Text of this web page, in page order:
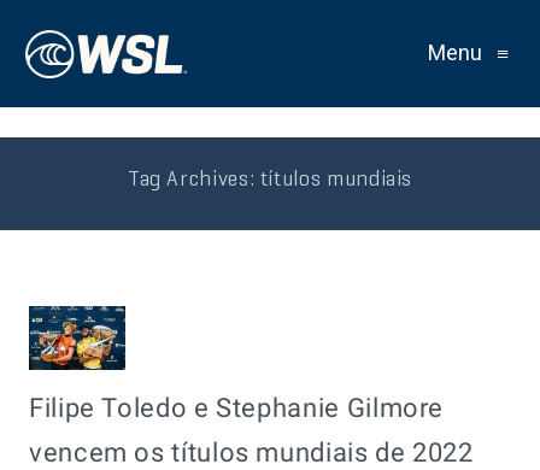
Menu ≡
Tag Archives: títulos mundiais
Filipe Toledo e Stephanie Gilmore
vencem os títulos mundiais de 2022